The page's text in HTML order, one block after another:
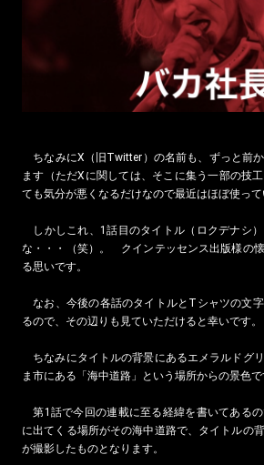
ちなみにX（旧Twitter）の名前も、ずっと前
ます（ただXに関しては、そこに集う一部の技
ても気分が悪くなるだけなので最近はほぼ使って
しかしこれ、1話目のタイトル（ロクデナシ
な・・・（笑）。 クインテッセンス出版様の
る思いです。
なお、今後の各話のタイトルとTシャツの文
るので、その辺りも見ていただけると幸いです。
ちなみにタイトルの背景にあるエメラルドグ
ま市にある「海中道路」という場所からの景色で
第1話で今回の連載に至る経緯を書いてある
に出てくる場所がその海中道路で、タイトルの
が撮影したものとなります。